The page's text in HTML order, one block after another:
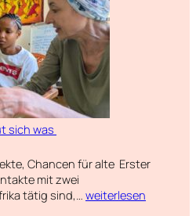
sich was
Chancen für alte Erster
mit zwei
tätig sind,… In
weiterlesen